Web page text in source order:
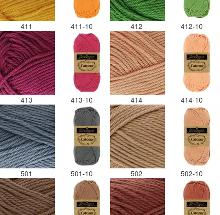
411 411-10 412 412-10
413 413-10 414 414-10
501 501-10 502 502-10